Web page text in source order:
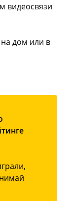
видеосвязи
дом или в